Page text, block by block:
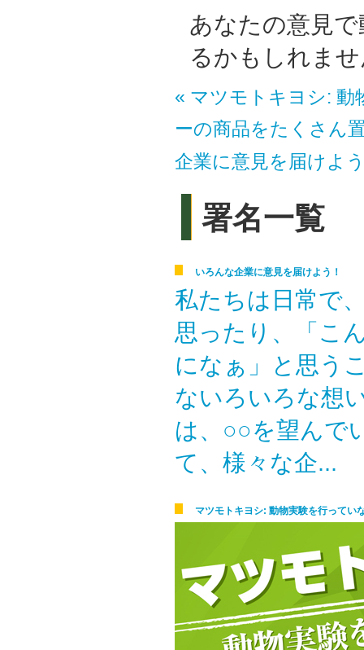
あなたの意見
るかもしれま
« マツモトキヨシ: 動
ーの商品をたくさん
企業に意見を届けよ
署名一覧
いろんな企業に意見を届けよう！
私たちは日常で
思ったり、「こ
になぁ」と思う
ないろいろな想
は、○○を望んで
て、様々な企...
マツモトキヨシ: 動物実験を行ってい